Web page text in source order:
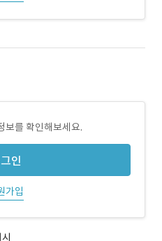
보를 확인해보세요.
인
가입